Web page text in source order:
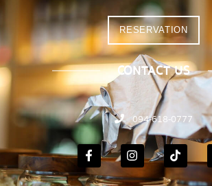
RESERVATION
CONTACT US
094-618-0777